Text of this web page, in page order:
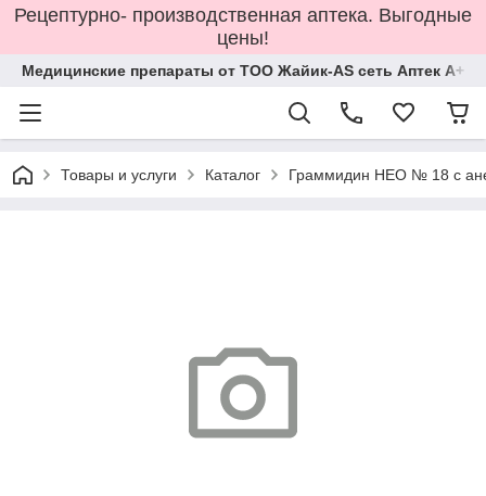
Рецептурно- производственная аптека. Выгодные
цены!
Медицинские препараты от ТОО Жайик-AS сеть Аптек А+
Товары и услуги Каталог Граммидин НЕО № 18 с